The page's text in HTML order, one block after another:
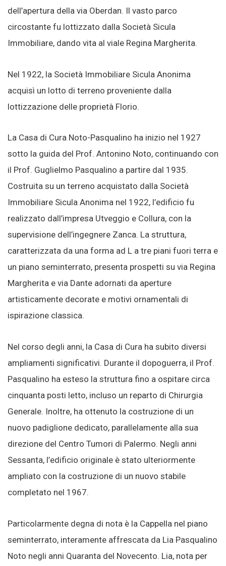
dell’apertura della via Oberdan. Il vasto parco
circostante fu lottizzato dalla Società Sicula
Immobiliare, dando vita al viale Regina Margherita.
Nel 1922, la Società Immobiliare Sicula Anonima
acquisì un lotto di terreno proveniente dalla
lottizzazione delle proprietà Florio.
La Casa di Cura Noto-Pasqualino ha inizio nel 1927
sotto la guida del Prof. Antonino Noto, continuando con
il Prof. Guglielmo Pasqualino a partire dal 1935.
Costruita su un terreno acquistato dalla Società
Immobiliare Sicula Anonima nel 1922, l’edificio fu
realizzato dall’impresa Utveggio e Collura, con la
supervisione dell’ingegnere Zanca. La struttura,
caratterizzata da una forma ad L a tre piani fuori terra e
un piano seminterrato, presenta prospetti su via Regina
Margherita e via Dante adornati da aperture
artisticamente decorate e motivi ornamentali di
ispirazione classica.
Nel corso degli anni, la Casa di Cura ha subito diversi
ampliamenti significativi. Durante il dopoguerra, il Prof.
Pasqualino ha esteso la struttura fino a ospitare circa
cinquanta posti letto, incluso un reparto di Chirurgia
Generale. Inoltre, ha ottenuto la costruzione di un
nuovo padiglione dedicato, parallelamente alla sua
direzione del Centro Tumori di Palermo. Negli anni
Sessanta, l’edificio originale è stato ulteriormente
ampliato con la costruzione di un nuovo stabile
completato nel 1967.
Particolarmente degna di nota è la Cappella nel piano
seminterrato, interamente affrescata da Lia Pasqualino
Noto negli anni Quaranta del Novecento. Lia, nota per